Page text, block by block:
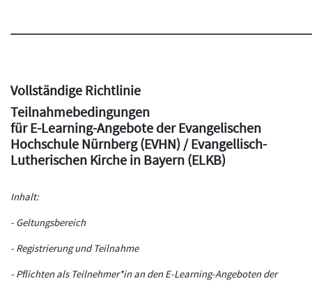
Vollständige Richtlinie
Teilnahmebedingungen
für E-Learning-Angebote der Evangelischen
Hochschule Nürnberg (EVHN) / Evangellisch-
Lutherischen Kirche in Bayern (ELKB)
Inhalt:
- Geltungsbereich
- Registrierung und Teilnahme
- Pflichten als Teilnehmer*in an den E-Learning-Angeboten der